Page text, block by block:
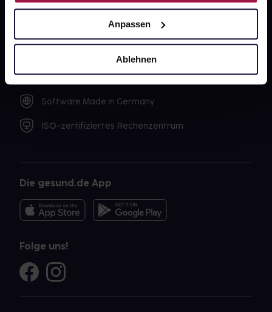
Anpassen
Ablehnen
Sicher einkaufen
SSL-Verschlüsselung
Software Made in Germany
ISO-zertifiziertes Rechenzentrum
Die gesund.de App
Folge uns!